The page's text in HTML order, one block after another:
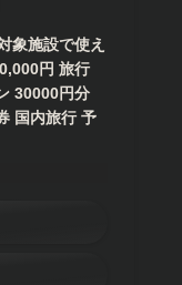
象施設で使え
円 旅行
30000円分
国内旅行 予